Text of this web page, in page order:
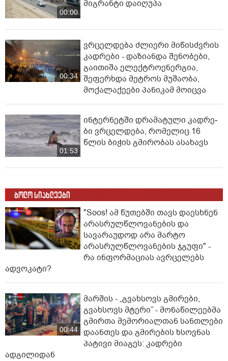
00:00
მიგრანტი დაიღუპა
00:34
ვრცელდება ძლიერი მიწისძვრის
კადრები - დაზიანდა შენობები,
გაითიშა ელექტროენერგია,
შეფერხდა მეტროს მუშაობა,
მოქალაქეები პანიკამ მოიცვა
01:53
ინ­ტერ­ნეტ­ში დრა­მა­ტუ­ლი კად­რე­
ბი ვრცელდება, რომელიც 16
წლის ბიჭის გმირობას ასახავს
ბოლო სიახლეები
"Soos! ამ წუთებში თავს დაესხნენ
არასრულწლოვანების და
სავარაუდოდ არა მარტო
არასრულწლოვანების ჯგუფი" -
რა ინფორმაციას ავრცელებს
ადვოკატი?
00:44
მარშის - „გვახსოვს გმირები,
გვახსოვს მტერი” - მონაწილეებმა
გმირთა მემორიალთან სანთლები
დაანთეს და გმირების ხსოვნას
პატივი მიაგეს: კადრები
ადგილიდან